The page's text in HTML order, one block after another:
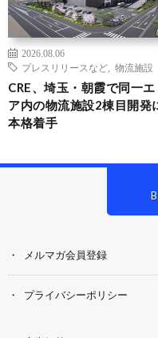
2026.08.06
プレスリリースなど
物流施設
CRE、埼玉・朝霞で同一エ
ア内の物流施設2棟目開発
本格着手
メルマガ会員登録
プライバシーポリシー